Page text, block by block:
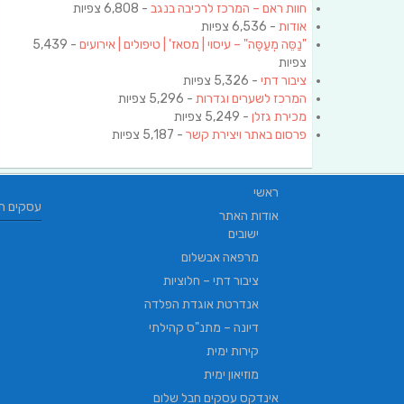
חוות ראם – המרכז לרכיבה בנגב - 6,808 צפיות
אודות - 6,536 צפיות
"נַסֵּה מְעַסֶּה" – עיסוי | מסאז' | טיפולים | אירועים
- 5,439
צפיות
ציבור דתי - 5,326 צפיות
המרכז לשערים וגדרות - 5,296 צפיות
מכירת גזלן - 5,249 צפיות
פרסום באתר ויצירת קשר - 5,187 צפיות
עסקים
ראשי
אודות האתר
ישובים
מרפאה אבשלום
ציבור דתי – חלוציות
אנדרטת אוגדת הפלדה
דיונה – מתנ"ס קהילתי
קירות ימית
מוזיאון ימית
אינדקס עסקים חבל שלום